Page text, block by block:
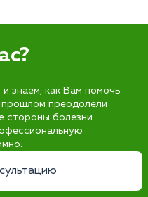
знаем, как Вам помочь.
прошлом преодолели
стороны болезни.